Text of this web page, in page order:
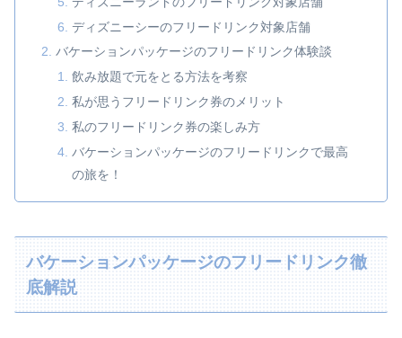
ディズニーシーのフリードリンク対象店舗
バケーションパッケージのフリードリンク体験談
飲み放題で元をとる方法を考察
私が思うフリードリンク券のメリット
私のフリードリンク券の楽しみ方
バケーションパッケージのフリードリンクで最高
の旅を！
バケーションパッケージのフリードリンク徹
底解説